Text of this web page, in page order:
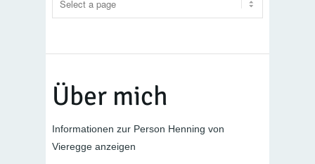
Über mich
Informationen zur Person Henning von
Vieregge anzeigen